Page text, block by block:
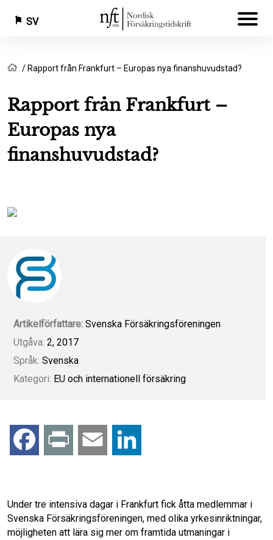
Hoppa
huvudinnehåll
SV
Länkstig
HemRapport från Frankfurt – Europas nya finanshuvudstad?
Rapport från Frankfurt –
Europas nya
finanshuvudstad?
Artikelförfattare: Svenska Försäkringsföreningen
Utgåva: 2, 2017
Språk: Svenska
Kategori: EU och internationell försäkring
e n
n
k
Under tre intensiva dagar i Frankfurt fick åtta medlemmar i
Svenska Försäkringsföreningen, med olika yrkesinriktningar,
möjligheten att lära sig mer om framtida utmaningar i